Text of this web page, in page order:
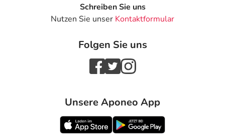
Schreiben Sie uns
Nutzen Sie unser Kontaktformular
Folgen Sie uns
Unsere Aponeo App